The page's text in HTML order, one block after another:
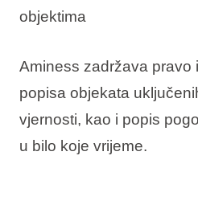
objektima
Aminess zadržava pravo
popisa objekata
vjernosti, kao i popis
u bilo koje vrijeme.